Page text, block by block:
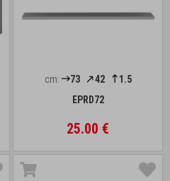
cm: 73 42
1.5
EPRD72
25.00 €